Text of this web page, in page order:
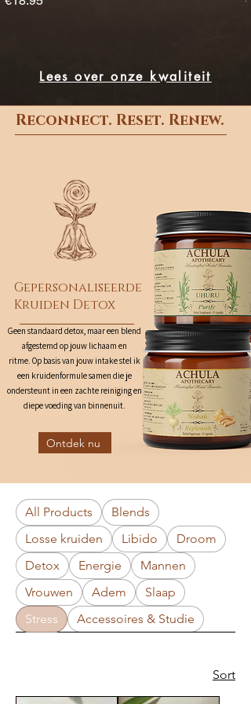
Lees over onze kwaliteit
Reconnect. Reset. Renew.
Gepersonaliseerde
Kruiden Detox
Geen standaard detox, maar een blend
afgestemd op jouw lichaam en
ritme. Op basis van jouw intake stel ik
een kruidenformule samen die je
ondersteunt in een zachte reiniging en
diepe voeding van binnenuit.
Ontdek nu
All Products
Blends
Losse kruiden
Libido
Droom
Detox
Energie
Mannen
Vrouwen
Adem
Slaap
Stress
Accessoires & Studie
Sort